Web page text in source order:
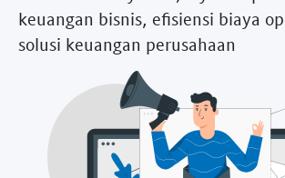
keuangan bisnis, efisiensi biaya
solusi keuangan perusahaan